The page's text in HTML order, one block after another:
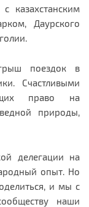
казахстанским
Даурского
поездок в
Счастливыми
право на
природы,
делегации на
опыт. Но
и мы с
наши